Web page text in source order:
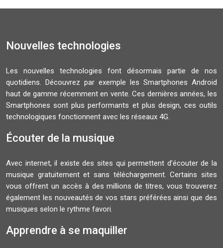
Nouvelles technologies
Les nouvelles technologies font désormais partie de nos
quotidiens. Découvrez par exemple les Smartphones Android
haut de gamme récemment en vente. Ces dernières années, les
Smartphones sont plus performants et plus design, ces outils
technologiques fonctionnent avec les réseaux 4G.
Écouter de la musique
Avec internet, il existe des sites qui permettent d’écouter de la
musique gratuitement et sans téléchargement. Certains sites
vous offrent un accès à des millions de titres, vous trouverez
également les nouveautés de vos stars préférées ainsi que des
musiques selon le rythme favori.
Apprendre à se maquiller